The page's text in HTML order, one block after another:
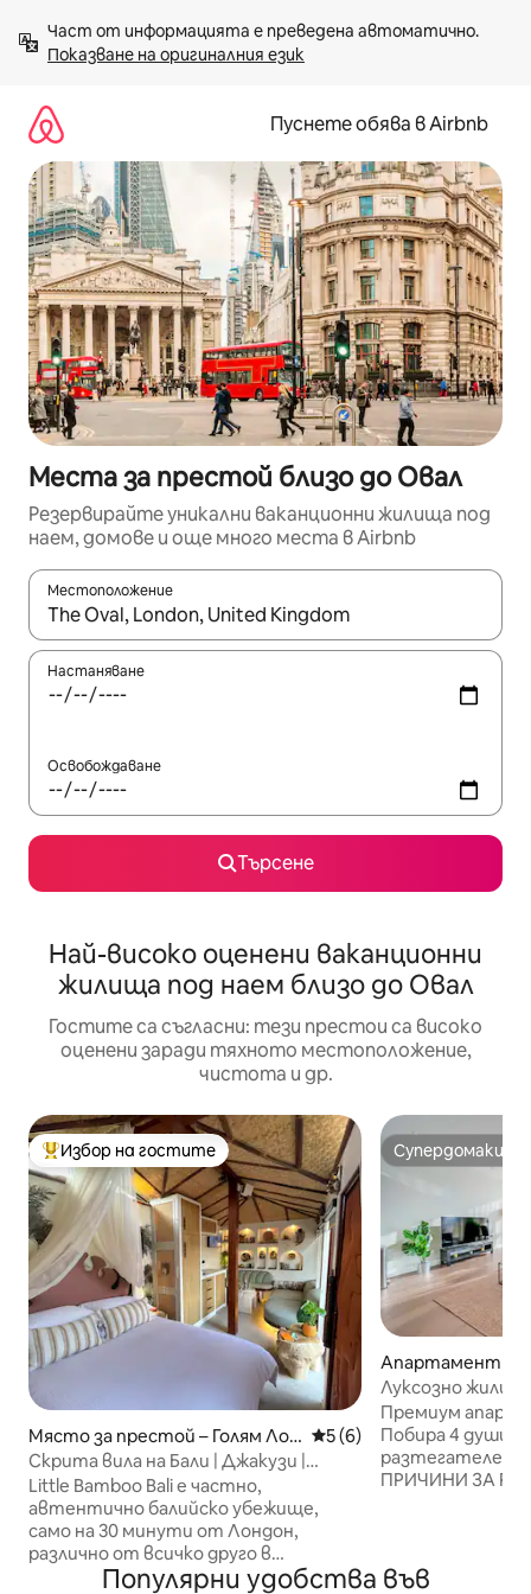
към
съдържанието
Показване на оригиналния език
Пуснете обява в Airbnb
Места за престой близо до Овал
Резервирайте уникални ваканционни жилища под
наем, домове и още много места в Airbnb
Местоположение
Когато резултатите се покажат, използвайте
Настаняване
Освобождаване
Търсене
Най-високо оценени ваканционни
жилища под наем близо до Овал
Гостите са съгласни: тези престои са високо
оценени заради тяхното местоположение,
чистота и др.
Най-популярен избор на гостите
Избор на гостите
Място за престой – Голям Лон
дон
Средна оценка: 5 от 5,
5 (6)
Скрита вила на Бали | Джакузи |
30 минути от Лондон
Little Bamboo Bali е частно,
автентично балийско убежище,
само на 30 минути от Лондон,
различно от всичко друго в
Обединеното кралство. Ръчно
Супердомакин
Супердомакин
Апартамент –
он
Луксозно
Климатик и
Премиум
Побира 4 души:
разтегателен диван. ✨
ПРИЧИНИ ЗА
открито - 🏢
Популярни удобства във